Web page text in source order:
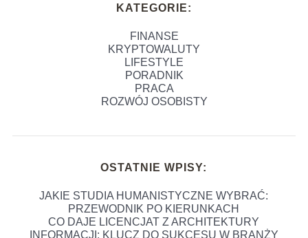
KATEGORIE:
FINANSE
KRYPTOWALUTY
LIFESTYLE
PORADNIK
PRACA
ROZWÓJ OSOBISTY
OSTATNIE WPISY:
JAKIE STUDIA HUMANISTYCZNE WYBRAĆ:
PRZEWODNIK PO KIERUNKACH
CO DAJE LICENCJAT Z ARCHITEKTURY
INFORMACJI: KLUCZ DO SUKCESU W BRANŻY